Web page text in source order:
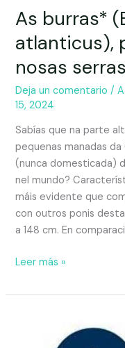
As burras*
atlanticus),
nosas serras
Deja un comentario /
15, 2024
Sabías que na parte
pequenas manadas
(nunca domesticada)
nel mundo?
máis evidente que
con outros ponis
a 148 cm. En
Leer más »